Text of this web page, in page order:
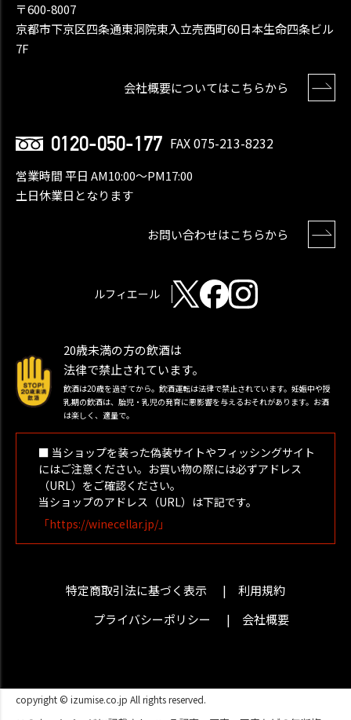
〒600-8007
京都市下京区四条通東洞院東入立売西町60日本生命四条ビル
7F
会社概要についてはこちらから
0120-050-177 FAX 075-213-8232
営業時間 平日 AM10:00〜PM17:00
土日休業日となります
お問い合わせはこちらから
ルフィエール
20歳未満の方の飲酒は
法律で禁止されています。
飲酒は20歳を過ぎてから。飲酒運転は法律で禁止されています。妊娠中や授
乳期の飲酒は、胎児・乳児の発育に悪影響を与えるおそれがあります。お酒
は楽しく、適量で。
■ 当ショップを装った偽装サイトやフィッシングサイト
にはご注意ください。お買い物の際には必ずアドレス
（URL）をご確認ください。
当ショップのアドレス（URL）は下記です。
「https://winecellar.jp/」
特定商取引法に基づく表示
利用規約
プライバシーポリシー
会社概要
copyright © izumise.co.jp All rights reserved.